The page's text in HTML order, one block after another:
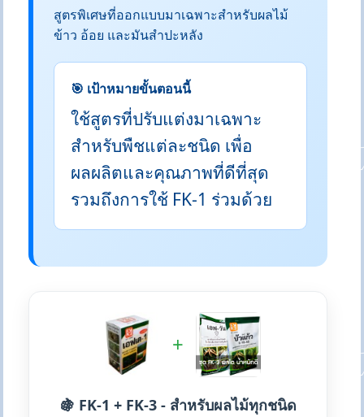
สูตรพิเศษที่ออกแบบมาเฉพาะสำหรับผลไม้
ข้าว อ้อย และมันสำปะหลัง
🎯 เป้าหมายขั้นตอนนี้
ใช้สูตรที่ปรับแต่งมาเฉพาะ
สำหรับพืชแต่ละชนิด เพื่อ
ผลผลิตและคุณภาพที่ดีที่สุด
รวมถึงการใช้ FK-1 ร่วมด้วย
+
🍇 FK-1 + FK-3 - สำหรับผลไม้ทุกชนิด